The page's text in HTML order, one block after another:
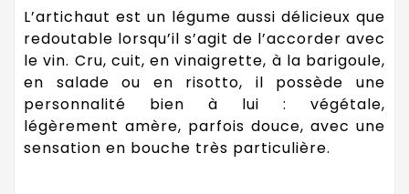
L’artichaut est un légume aussi délicieux que
redoutable lorsqu’il s’agit de l’accorder avec
le vin. Cru, cuit, en vinaigrette, à la barigoule,
en salade ou en risotto, il possède une
personnalité bien à lui : végétale,
légèrement amère, parfois douce, avec une
sensation en bouche très particulière.